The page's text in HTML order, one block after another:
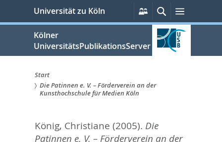
springen
Universität zu Köln
Persönliche
Services
SucheMenü
Kölner
UniversitätsPublikationsServer
Sie
hier:
Start
Die Patinnen e. V. – Förderverein an der
Kunsthochschule für Medien Köln
König, Christiane (2005). Die
Patinnen e. V. – Förderverein an der